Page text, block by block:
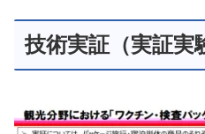
技術実証（実証実